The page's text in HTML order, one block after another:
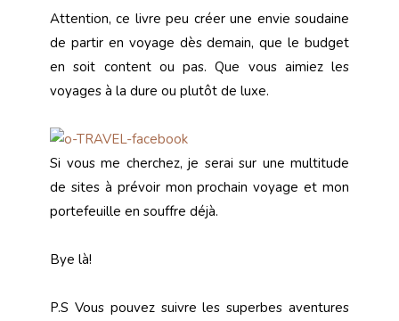
Attention, ce livre peu créer une envie soudaine
de partir en voyage dès demain, que le budget
en soit content ou pas. Que vous aimiez les
voyages à la dure ou plutôt de luxe.
Si vous me cherchez, je serai sur une multitude
de sites à prévoir mon prochain voyage et mon
portefeuille en souffre déjà.
Bye là!
P.S Vous pouvez suivre les superbes aventures